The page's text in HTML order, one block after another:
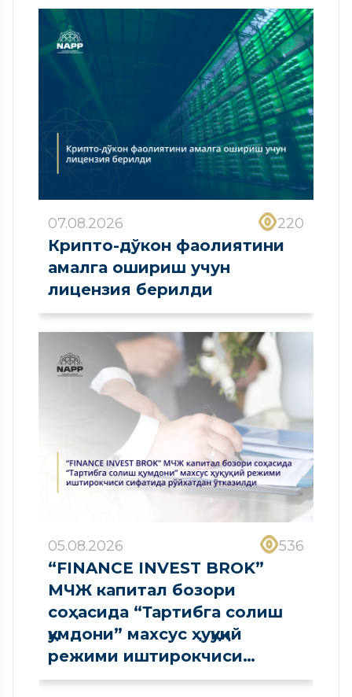
07.08.2026 220
Крипто-дўкон фаолиятини
амалга ошириш учун
лицензия берилди
05.08.2026 536
“FINANCE INVEST BROK”
МЧЖ капитал бозори
соҳасида “Тартибга солиш
қумдони” махсус ҳуқуқий
режими иштирокчиси
сифатида рўйхатдан